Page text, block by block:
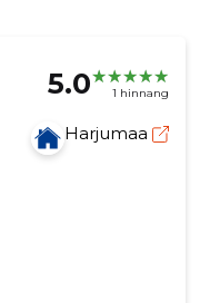
5.0 1 hinnang
Harjumaa